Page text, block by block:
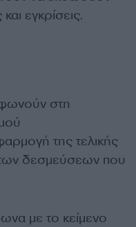
εγκρίσεις.
στη
της τελικής
δεσμεύσεων που
με το κείμενο